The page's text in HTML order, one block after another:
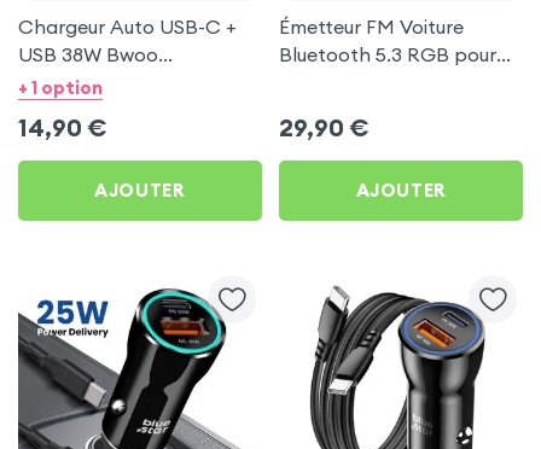
Chargeur Auto USB-C +
USB 38W Bwoo
Transparent pour Sony
+ 1 option
14,90 €
AJOUTER
Émetteur FM Voiture
Bluetooth 5.3 RGB pour
29,90 €
AJOUTER